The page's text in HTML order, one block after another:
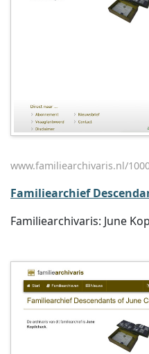
www.familiearchivaris.nl/
Familiearchief
Familiearchivaris: June